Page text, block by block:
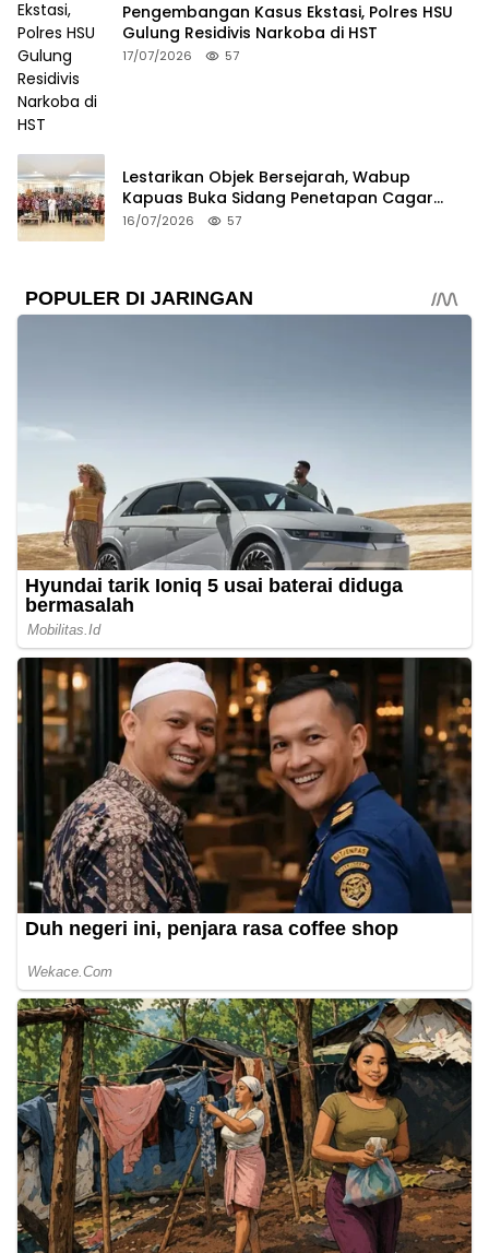
Pengembangan Kasus Ekstasi, Polres HSU
Gulung Residivis Narkoba di HST
17/07/2026 57
Lestarikan Objek Bersejarah, Wabup
Kapuas Buka Sidang Penetapan Cagar
Budaya 2026
16/07/2026 57